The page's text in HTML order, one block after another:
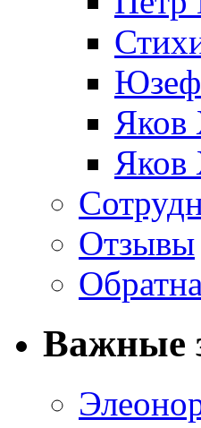
Юзеф
Яков
Яков
Отзывы
Важные